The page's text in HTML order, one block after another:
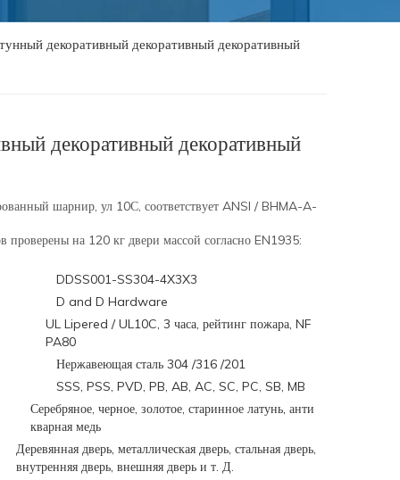
декоративный декоративный декоративный
декоративный декоративный
шарнир, ул 10С, соответствует ANSI / BHMA-A-
проверены на 120 кг двери массой согласно EN1935:
DDSS001-SS304-4X3X3
D and D Hardware
UL Lipered / UL10C, 3 часа, рейтинг пожара, NF
PA80
Нержавеющая сталь 304 /316 /201
SSS, PSS, PVD, PB, AB, AC, SC, PC, SB, MB
Серебряное, черное, золотое, старинное латунь, анти
кварная медь
Деревянная дверь, металлическая дверь, стальная дверь,
внутренняя дверь, внешняя дверь и т. Д.